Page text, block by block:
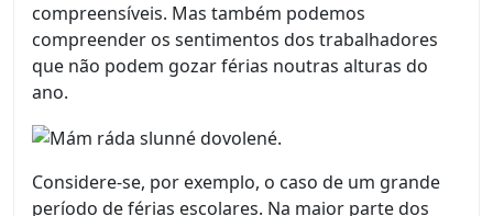
compreensíveis. Mas também podemos
compreender os sentimentos dos trabalhadores
que não podem gozar férias noutras alturas do
ano.
Considere-se, por exemplo, o caso de um grande
período de férias escolares. Na maior parte dos